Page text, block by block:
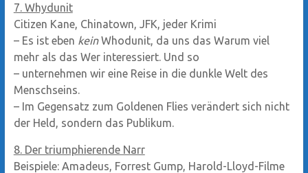
7. Whydunit
Citizen Kane, Chinatown, JFK, jeder Krimi
– Es ist eben keinWhodunit, da uns das Warum viel
mehr als das Wer interessiert. Und so
– unternehmen wir eine Reise in die dunkle Welt des
Menschseins.
– Im Gegensatz zum Goldenen Flies verändert sich nicht
der Held, sondern das Publikum.
8. Der triumphierende Narr
Beispiele: Amadeus, Forrest Gump, Harold-Lloyd-Filme